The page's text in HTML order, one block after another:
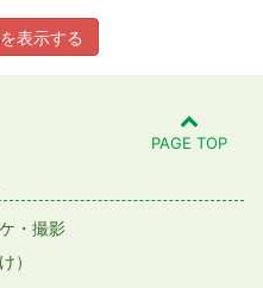
表示する
PAGE TOP
・撮影
）